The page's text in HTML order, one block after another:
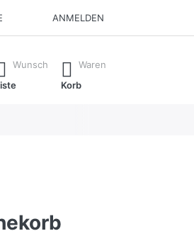
ANMELDEN
Sie die Eingabetaste, um alle
Wunsch
Waren
Korb